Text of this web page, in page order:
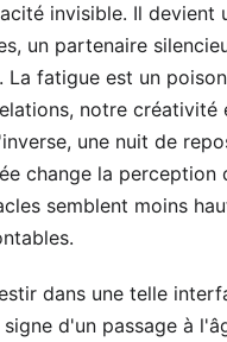
invisible. Il devient
un partenaire
La fatigue est un
notre créativité
une nuit de
change la perception
semblent moins
dans une telle
d'un passage à